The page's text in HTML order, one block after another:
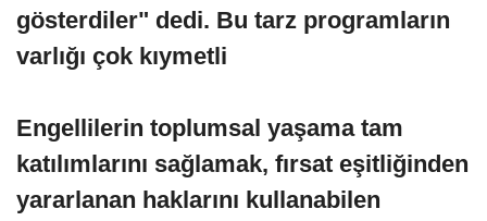
gösterdiler" dedi. Bu tarz programların
varlığı çok kıymetli
Engellilerin toplumsal yaşama tam
katılımlarını sağlamak, fırsat eşitliğinden
yararlanan haklarını kullanabilen